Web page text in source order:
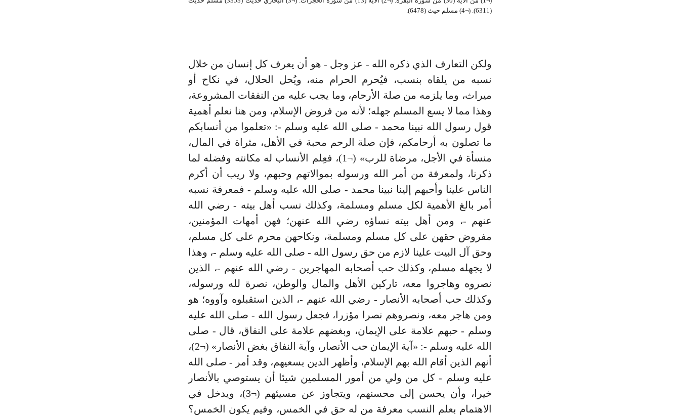
(6311). (¬4) مسلم حيث (6478).
ولكن التعارف الذي ذكره الله - عز وجل - هو أن يعرف كل إنسان من خلال
نسبه من يلقاه بنسب، فيُحرم الحرام منه، ويُحل الحلال، في نكاح أو
ميراث، وما يلزمه من صلة الأرحام، وما يجب عليه من النفقات المشروعة،
وهذا مما لا يسع المسلم جهله؛ لأنه من فروض الإسلام، ومن هنا نعلم أهمية
قول رسول الله نبينا محمد - صلى الله عليه وسلم -: «تعلموا من أنسابكم
ما تصلون به أرحامكم، فإن صلة الرحم محبة في الأهل، مثراة في المال،
منسأة في الأجل، مرضاة للرب» (¬1)، فعِلم الأنساب له مكانته وفضله لما
ذكرنا، ولمعرفة من أمر الله ورسوله بموالاتهم وحبهم، ولا ريب أن أكرم
الناس علينا وأحبهم إلينا نبينا محمد - صلى الله عليه وسلم - فمعرفة نسبه
أمر بالغ الأهمية لكل مسلم ومسلمة، وكذلك نسب أهل بيته - رضي الله
عنهم -، ومن أهل بيته نساؤه رضي الله عنهن؛ فهن أمهات المؤمنين،
مفروض حقهن على كل مسلم ومسلمة، ونكاحهن محرم على كل مسلم،
وحق آل البيت علينا لازم من حق رسول الله - صلى الله عليه وسلم -، وهذا
لا يجهله مسلم، وكذلك حب أصحابه المهاجرين - رضي الله عنهم -، الذين
نصروه وهاجروا معه، تاركين الأهل والمال والوطن، نصرة لله ورسوله،
وكذلك حب أصحابه الأنصار - رضي الله عنهم -، الذين استقبلوه وآووه؛ هو
ومن هاجر معه، ونصروهم نصرا مؤزرا، فجعل رسول الله - صلى الله عليه
وسلم - حبهم علامة على الإيمان، وبغضهم علامة على النفاق، قال - صلى
الله عليه وسلم -: «آية الإيمان حب الأنصار، وآية النفاق بغض الأنصار» (¬2)،
أنهم الذين أقام الله بهم الإسلام، وأظهر الدين بسعيهم، وقد أمر - صلى الله
عليه وسلم - كل من ولي من أمور المسلمين شيئا أن يستوصي بالأنصار
خيرا، وأن يحسن إلى محسنهم، ويتجاوز عن مسيئهم (¬3)، ويدخل في
الاهتمام بعلم النسب معرفة من له حق في الخمس، وفيم يكون الخمس؟